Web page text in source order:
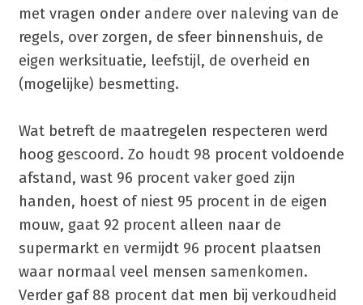
met vragen onder andere over naleving van de
regels, over zorgen, de sfeer binnenshuis, de
eigen werksituatie, leefstijl, de overheid en
(mogelijke) besmetting.
Wat betreft de maatregelen respecteren werd
hoog gescoord. Zo houdt 98 procent voldoende
afstand, wast 96 procent vaker goed zijn
handen, hoest of niest 95 procent in de eigen
mouw, gaat 92 procent alleen naar de
supermarkt en vermijdt 96 procent plaatsen
waar normaal veel mensen samenkomen.
Verder gaf 88 procent dat men bij verkoudheid